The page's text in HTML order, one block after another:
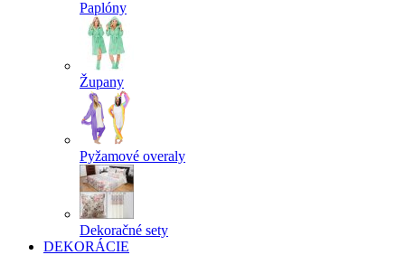
Paplóny
Župany
Pyžamové overaly
Dekoračné sety
DEKORÁCIE